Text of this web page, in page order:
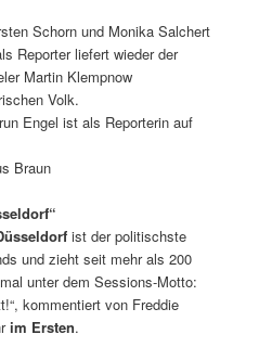
Schorn und Monika Salchert
Reporter liefert wieder der
Martin Klempnow
Volk.
Engel ist als Reporterin auf
Braun
ist der politischste
und zieht seit mehr als 200
unter dem Sessions-Motto:
kommentiert von Freddie
im Ersten.